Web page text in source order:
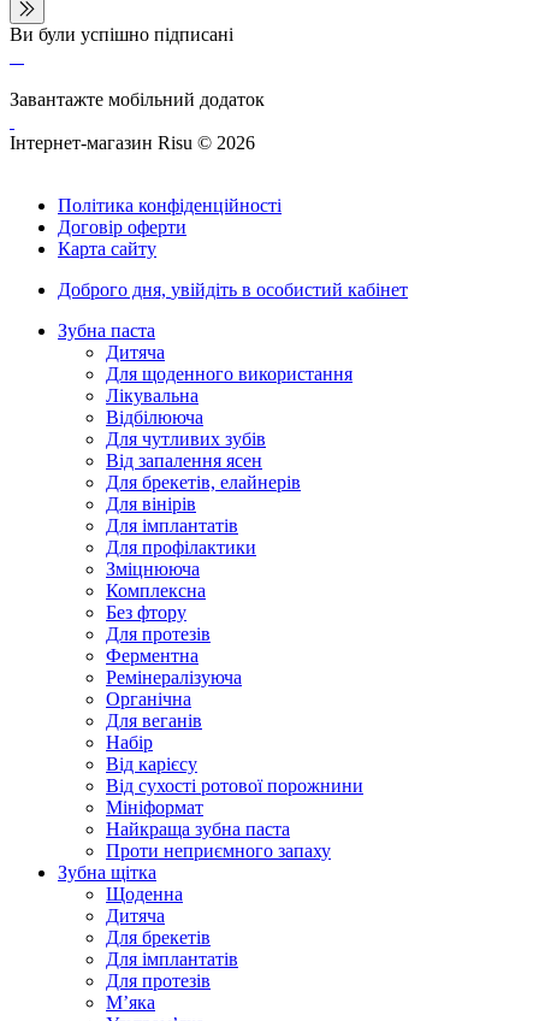
Ви були успішно підписані
Завантажте мобільний додаток
Інтернет-магазин Risu © 2026
Політика конфіденційності
Договір оферти
Карта сайту
Доброго дня, увійдіть в особистий кабінет
Зубна паста
Дитяча
Для щоденного використання
Лікувальна
Відбілююча
Для чутливих зубів
Від запалення ясен
Для брекетів, елайнерів
Для вінірів
Для імплантатів
Для профілактики
Зміцнююча
Комплексна
Без фтору
Для протезів
Ферментна
Ремінералізуюча
Органічна
Для веганів
Набір
Від карієсу
Від сухості ротової порожнини
Мініформат
Найкраща зубна паста
Проти неприємного запаху
Зубна щітка
Щоденна
Дитяча
Для брекетів
Для імплантатів
Для протезів
Мʼяка